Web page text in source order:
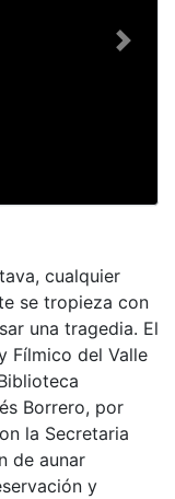
Next
cualquier
se tropieza con
una tragedia. El
Fílmico del Valle
Borrero, por
la Secretaria
de aunar
y